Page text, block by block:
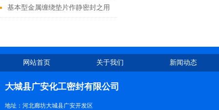
基本型金属缠绕垫片作静密封之用
网站首页 关于我们 新闻动态
大城县广安化工密封有限公司
地址：河北廊坊大城县广安开发区